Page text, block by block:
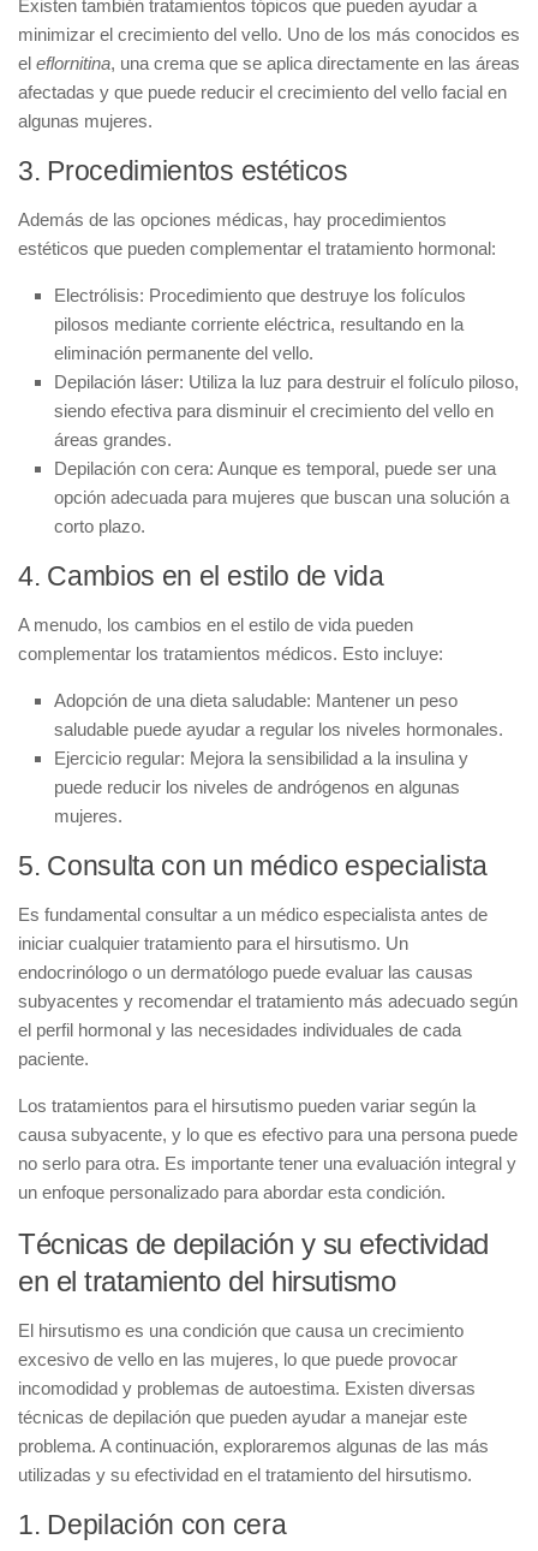
Existen también tratamientos tópicos que pueden ayudar a
minimizar el crecimiento del vello. Uno de los más conocidos es
el eflornitina, una crema que se aplica directamente en las áreas
afectadas y que puede reducir el crecimiento del vello facial en
algunas mujeres.
3. Procedimientos estéticos
Además de las opciones médicas, hay procedimientos
estéticos que pueden complementar el tratamiento hormonal:
Electrólisis: Procedimiento que destruye los folículos
pilosos mediante corriente eléctrica, resultando en la
eliminación permanente del vello.
Depilación láser: Utiliza la luz para destruir el folículo piloso,
siendo efectiva para disminuir el crecimiento del vello en
áreas grandes.
Depilación con cera: Aunque es temporal, puede ser una
opción adecuada para mujeres que buscan una solución a
corto plazo.
4. Cambios en el estilo de vida
A menudo, los cambios en el estilo de vida pueden
complementar los tratamientos médicos. Esto incluye:
Adopción de una dieta saludable: Mantener un peso
saludable puede ayudar a regular los niveles hormonales.
Ejercicio regular: Mejora la sensibilidad a la insulina y
puede reducir los niveles de andrógenos en algunas
mujeres.
5. Consulta con un médico especialista
Es fundamental consultar a un médico especialista antes de
iniciar cualquier tratamiento para el hirsutismo. Un
endocrinólogo o un dermatólogo puede evaluar las causas
subyacentes y recomendar el tratamiento más adecuado según
el perfil hormonal y las necesidades individuales de cada
paciente.
Los tratamientos para el hirsutismo pueden variar según la
causa subyacente, y lo que es efectivo para una persona puede
no serlo para otra. Es importante tener una evaluación integral y
un enfoque personalizado para abordar esta condición.
Técnicas de depilación y su efectividad
en el tratamiento del hirsutismo
El hirsutismo es una condición que causa un crecimiento
excesivo de vello en las mujeres, lo que puede provocar
incomodidad y problemas de autoestima. Existen diversas
técnicas de depilación que pueden ayudar a manejar este
problema. A continuación, exploraremos algunas de las más
utilizadas y su efectividad en el tratamiento del hirsutismo.
1. Depilación con cera